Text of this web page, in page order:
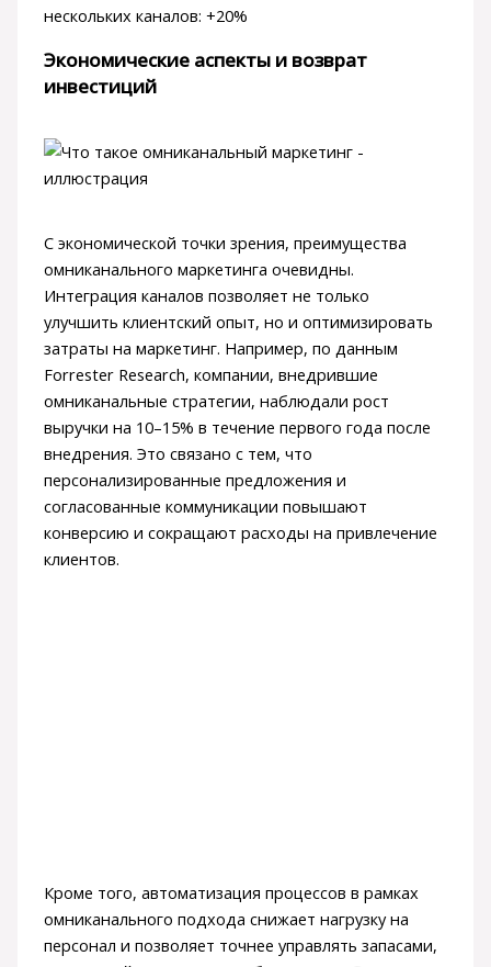
нескольких каналов: +20%
Экономические аспекты и возврат
инвестиций
С экономической точки зрения, преимущества
омниканального маркетинга очевидны.
Интеграция каналов позволяет не только
улучшить клиентский опыт, но и оптимизировать
затраты на маркетинг. Например, по данным
Forrester Research, компании, внедрившие
омниканальные стратегии, наблюдали рост
выручки на 10–15% в течение первого года после
внедрения. Это связано с тем, что
персонализированные предложения и
согласованные коммуникации повышают
конверсию и сокращают расходы на привлечение
клиентов.
Кроме того, автоматизация процессов в рамках
омниканального подхода снижает нагрузку на
персонал и позволяет точнее управлять запасами,